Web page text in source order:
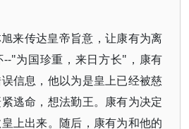
来传达皇帝旨意，让康有为离
"为国珍重，来日方长"，康有
信息，他以为是皇上已经被慈
逃命，想法勤王。康有为决定
上出来。随后，康有为和他的